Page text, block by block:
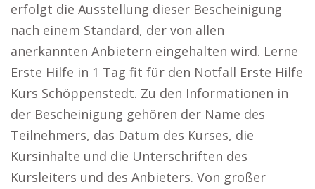
erfolgt die Ausstellung dieser Bescheinigung
nach einem Standard, der von allen
anerkannten Anbietern eingehalten wird. Lerne
Erste Hilfe in 1 Tag fit für den Notfall Erste Hilfe
Kurs Schöppenstedt. Zu den Informationen in
der Bescheinigung gehören der Name des
Teilnehmers, das Datum des Kurses, die
Kursinhalte und die Unterschriften des
Kursleiters und des Anbieters. Von großer